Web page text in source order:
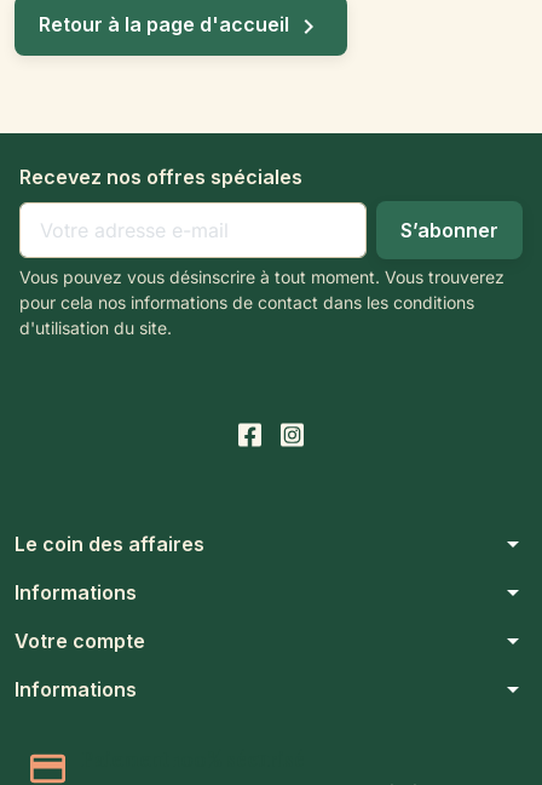
Retour à la page d'accueil 
Recevez nos offres spéciales
Vous pouvez vous désinscrire à tout moment. Vous trouverez
pour cela nos informations de contact dans les conditions
d'utilisation du site.
Le coin des affaires arrow_drop_down
Informations arrow_drop_down
Votre compte arrow_drop_down
Informations arrow_drop_down